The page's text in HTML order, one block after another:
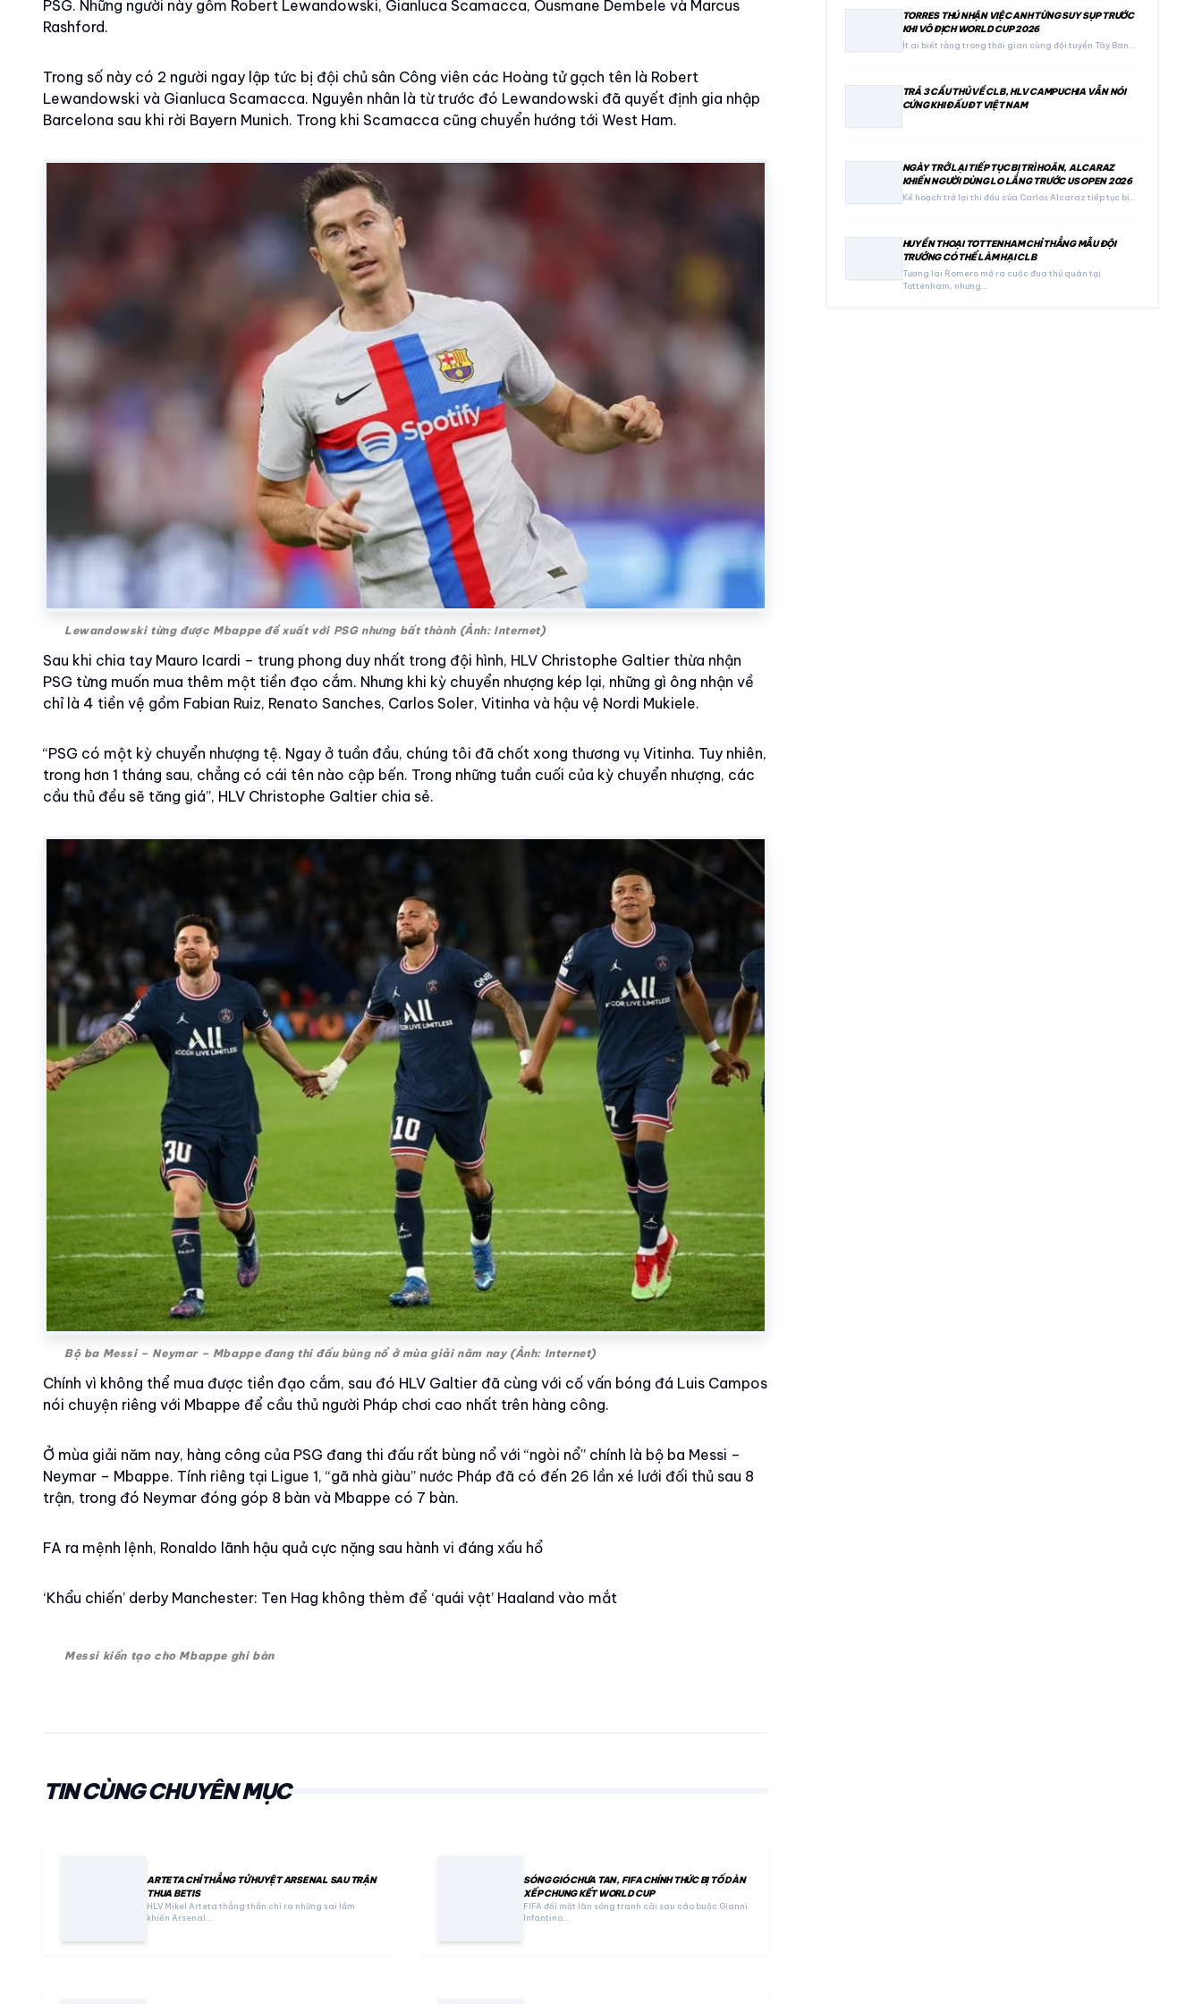
PSG. Những người này gồm Robert Lewandowski, Gianluca Scamacca, Ousmane Dembele và Marcus
Rashford.
Trong số này có 2 người ngay lập tức bị đội chủ sân Công viên các Hoàng tử gạch tên là Robert
Lewandowski và Gianluca Scamacca. Nguyên nhân là từ trước đó Lewandowski đã quyết định gia nhập
Barcelona sau khi rời Bayern Munich. Trong khi Scamacca cũng chuyển hướng tới West Ham.
Lewandowski từng được Mbappe đề xuất với PSG nhưng bất thành (Ảnh: Internet)
Sau khi chia tay Mauro Icardi – trung phong duy nhất trong đội hình, HLV Christophe Galtier thừa nhận
PSG từng muốn mua thêm một tiền đạo cắm. Nhưng khi kỳ chuyển nhượng kép lại, những gì ông nhận về
chỉ là 4 tiền vệ gồm Fabian Ruiz, Renato Sanches, Carlos Soler, Vitinha và hậu vệ Nordi Mukiele.
“PSG có một kỳ chuyển nhượng tệ. Ngay ở tuần đầu, chúng tôi đã chốt xong thương vụ Vitinha. Tuy nhiên,
trong hơn 1 tháng sau, chẳng có cái tên nào cập bến. Trong những tuần cuối của kỳ chuyển nhượng, các
cầu thủ đều sẽ tăng giá”, HLV Christophe Galtier chia sẻ.
Bộ ba Messi – Neymar – Mbappe đang thi đấu bùng nổ ở mùa giải năm nay (Ảnh: Internet)
Chính vì không thể mua được tiền đạo cắm, sau đó HLV Galtier đã cùng với cố vấn bóng đá Luis Campos
nói chuyện riêng với Mbappe để cầu thủ người Pháp chơi cao nhất trên hàng công.
Ở mùa giải năm nay, hàng công của PSG đang thi đấu rất bùng nổ với “ngòi nổ” chính là bộ ba Messi –
Neymar – Mbappe. Tính riêng tại Ligue 1, “gã nhà giàu” nước Pháp đã có đến 26 lần xé lưới đối thủ sau 8
trận, trong đó Neymar đóng góp 8 bàn và Mbappe có 7 bàn.
FA ra mệnh lệnh, Ronaldo lãnh hậu quả cực nặng sau hành vi đáng xấu hổ
‘Khẩu chiến’ derby Manchester: Ten Hag không thèm để ‘quái vật’ Haaland vào mắt
Messi kiến tạo cho Mbappe ghi bàn
TIN CÙNG CHUYÊN MỤC
ARTETA CHỈ THẲNG TỬ HUYỆT ARSENAL SAU TRẬN
THUA BETIS
HLV Mikel Arteta thẳng thắn chỉ ra những sai lầm
khiến Arsenal…
SÓNG GIÓ CHƯA TAN, FIFA CHÍNH THỨC BỊ TỐ DÀN
XẾP CHUNG KẾT WORLD CUP
FIFA đối mặt làn sóng tranh cãi sau cáo buộc Gianni
Infantino…
TORRES THÚ NHẬN VIỆC ANH TỪNG SUY SỤP TRƯỚC
KHI VÔ ĐỊCH WORLD CUP 2026
Ít ai biết rằng trong thời gian cùng đội tuyển Tây Ban…
TRẢ 3 CẦU THỦ VỀ CLB, HLV CAMPUCHIA VẪN NÓI
CỨNG KHI ĐẤU ĐT VIỆT NAM
NGÀY TRỞ LẠI TIẾP TỤC BỊ TRÌ HOÃN, ALCARAZ
KHIẾN NGƯỜI DÙNG LO LẮNG TRƯỚC US OPEN 2026
Kế hoạch trở lại thi đấu của Carlos Alcaraz tiếp tục bị…
HUYỀN THOẠI TOTTENHAM CHỈ THẲNG MẪU ĐỘI
TRƯỞNG CÓ THỂ LÀM HẠI CLB
Tương lai Romero mở ra cuộc đua thủ quân tại
Tottenham, nhưng…